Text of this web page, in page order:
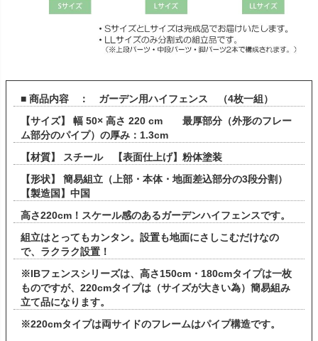
■ 商品内容 ： ガーデン用ハイフェンス （4枚一組）
【サイズ】 幅 50× 高さ 220 cm 最厚部分（外形のフレー
ム部分のパイプ）の厚み：1.3cm
【材質】 スチール 【表面仕上げ】粉体塗装
【形状】 簡易組立（上部・本体・地面差込部分の3段分割）
【製造国】中国
高さ220cm！スケール感のあるガーデンハイフェンスです。
組立はとってもカンタン。設置も地面にさしこむだけなの
で、ラクラク設置！
※IBフェンスシリーズは、高さ150cm・180cmタイプは一枚
ものですが、220cmタイプは（サイズが大きい為）簡易組み
立て品になります。
※220cmタイプは両サイドのフレームはパイプ構造です。